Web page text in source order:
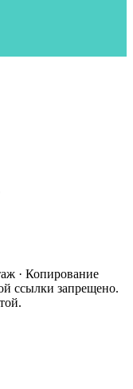
· Копирование
ссылки запрещено.